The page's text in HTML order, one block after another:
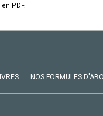
PDF.
NOS FORMULES